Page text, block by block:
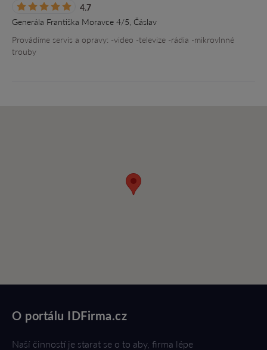
4.7
Generála Františka Moravce 4/5, Čáslav
Provádíme servis a opravy: -video -televize -rádia -mikrovlnné
trouby
O portálu IDFirma.cz
Naší činností je starat se o to aby, firma lépe